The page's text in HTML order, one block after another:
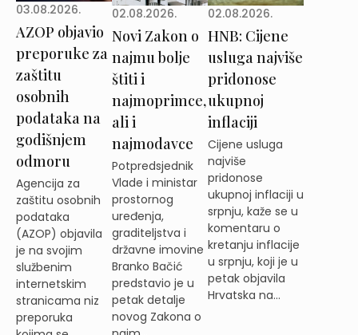
03.08.2026.
AZOP objavio
preporuke za
zaštitu
osobnih
podataka na
godišnjem
odmoru
Agencija za
zaštitu osobnih
podataka
(AZOP) objavila
je na svojim
službenim
internetskim
stranicama niz
preporuka
02.08.2026.
Novi Zakon o
najmu bolje
štiti i
najmoprimce,
ali i
najmodavce
Potpredsjednik
Vlade i ministar
prostornog
uređenja,
graditeljstva i
državne imovine
Branko Bačić
predstavio je u
petak detalje
novog Zakona o
02.08.2026.
HNB: Cijene
usluga najviše
pridonose
ukupnoj
inflaciji
Cijene usluga
najviše
pridonose
ukupnoj inflaciji u
srpnju, kaže se u
komentaru o
kretanju inflacije
u srpnju, koji je u
petak objavila
Hrvatska na...